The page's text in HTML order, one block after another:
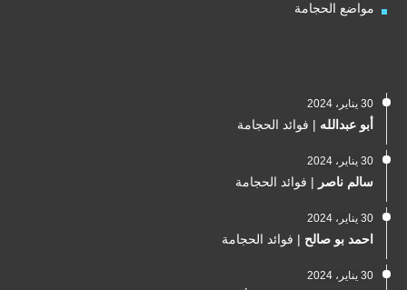
مواضع الحجامة
30 يناير، 2024
أبو عبدالله | فوائد الحجامة
30 يناير، 2024
سالم ناصر | فوائد الحجامة
30 يناير، 2024
احمد بو صالح | فوائد الحجامة
30 يناير، 2024